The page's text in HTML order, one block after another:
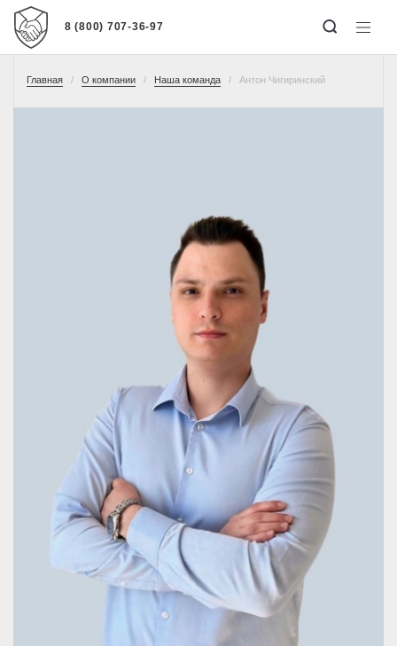
8 (800) 707-36-97
Главная О компании Наша команда Антон Чигиринский